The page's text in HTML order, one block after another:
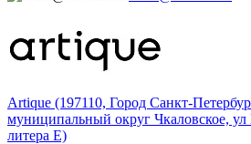
Artique (197110, Город Санкт-
муниципальный округ Чкаловское, ул
литера Е)